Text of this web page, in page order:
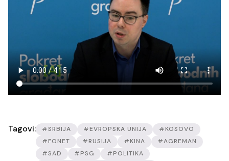
Tagovi: #SRBIJA #EVROPSKA UNIJA
#KOSOVO
#FONET
#RUSIJA #KINA
#AGREMAN
#SAD
#PSG
#POLITIKA